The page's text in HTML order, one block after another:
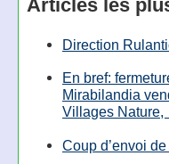
Articles les
Direction
En bref:
Mirabilandia
Villages
Coup d’envoi